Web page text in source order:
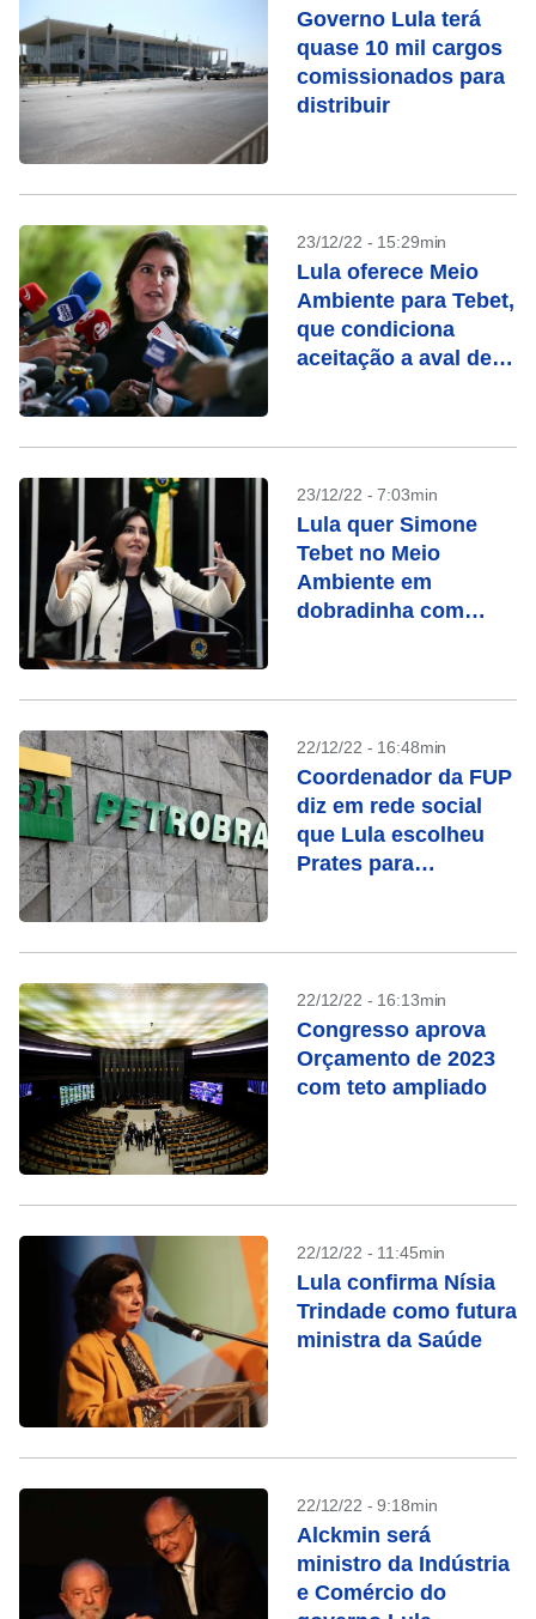
Governo Lula terá
quase 10 mil cargos
comissionados para
distribuir
23/12/22 - 15:29min
Lula oferece Meio
Ambiente para Tebet,
que condiciona
aceitação a aval de
23/12/22 - 7:03min
Lula quer Simone
Tebet no Meio
Ambiente em
dobradinha com
22/12/22 - 16:48min
Coordenador da FUP
diz em rede social
que Lula escolheu
Prates para
22/12/22 - 16:13min
Congresso aprova
Orçamento de 2023
com teto ampliado
22/12/22 - 11:45min
Lula confirma Nísia
Trindade como futura
ministra da Saúde
22/12/22 - 9:18min
Alckmin será
ministro da Indústria
e Comércio do